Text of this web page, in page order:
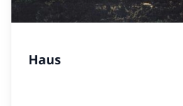
Haus